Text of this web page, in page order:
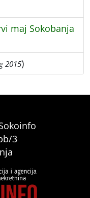
maj Sokobanja
2015)
3